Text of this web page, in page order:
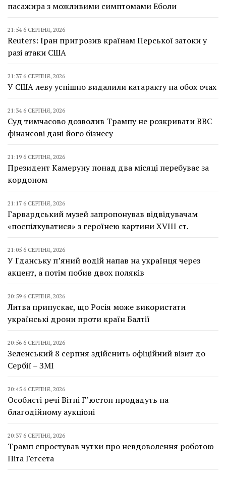
пасажира з можливими симптомами Еболи
21:54 6 СЕРПНЯ, 2026
Reuters: Іран пригрозив країнам Перської затоки у
разі атаки США
21:37 6 СЕРПНЯ, 2026
У США леву успішно видалили катаракту на обох очах
21:34 6 СЕРПНЯ, 2026
Суд тимчасово дозволив Трампу не розкривати BBC
фінансові дані його бізнесу
21:19 6 СЕРПНЯ, 2026
Президент Камеруну понад два місяці перебуває за
кордоном
21:17 6 СЕРПНЯ, 2026
Гарвардський музей запропонував відвідувачам
«поспілкуватися» з героїнею картини XVIII ст.
21:05 6 СЕРПНЯ, 2026
У Гданську п’яний водій напав на українця через
акцент, а потім побив двох поляків
20:59 6 СЕРПНЯ, 2026
Литва припускає, що Росія може використати
українські дрони проти країн Балтії
20:56 6 СЕРПНЯ, 2026
Зеленський 8 серпня здійснить офіційний візит до
Сербії – ЗМІ
20:45 6 СЕРПНЯ, 2026
Особисті речі Вітні Г’юстон продадуть на
благодійному аукціоні
20:37 6 СЕРПНЯ, 2026
Трамп спростував чутки про невдоволення роботою
Піта Гегсета